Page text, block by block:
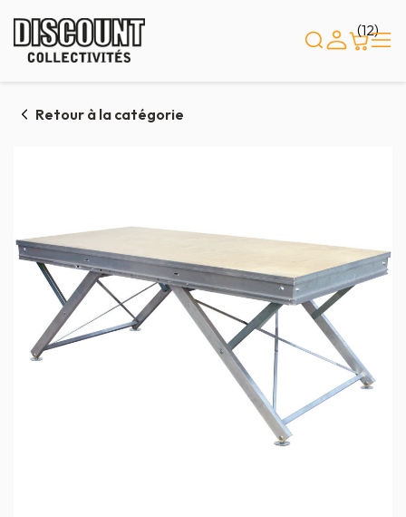
(12)
Retour à la catégorie